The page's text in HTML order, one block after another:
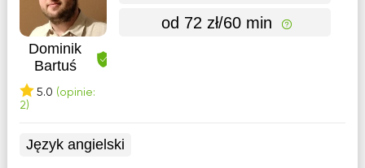
Dominik
Bartuś
5.0 (opinie:
2)
od 72 zł/60 min
Język angielski